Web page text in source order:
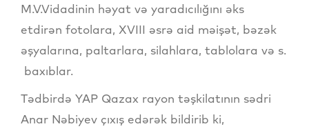
M.V.Vidadinin həyat və yaradıcılığını əks
etdirən fotolara, XVIII əsrə aid məişət, bəzək
əşyalarına, paltarlara, silahlara, tablolara və s.
baxıblar.
Tədbirdə YAP Qazax rayon təşkilatının sədri
Anar Nəbiyev çıxış edərək bildirib ki,